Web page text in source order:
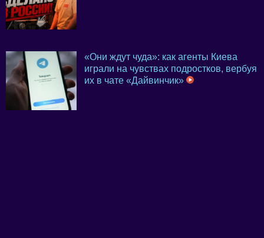
«Они ждут чуда»: как агенты Киева
играли на чувствах подростков, вербуя
их в чате «Дайвинчик»